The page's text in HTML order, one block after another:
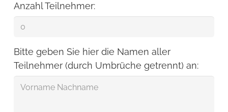
Anzahl Teilnehmer:
Bitte geben Sie hier die Namen aller
Teilnehmer (durch Umbrüche getrennt) an: